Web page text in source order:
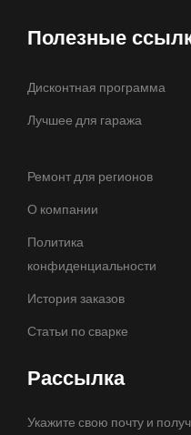
Полезные
Дисконтная программа
Лучшее для гаража
Ремонт для регионов
О компании
Политика
конфиденциальности
История заказов
Статьи по сварке
Рассылка
Укажите свою почту и